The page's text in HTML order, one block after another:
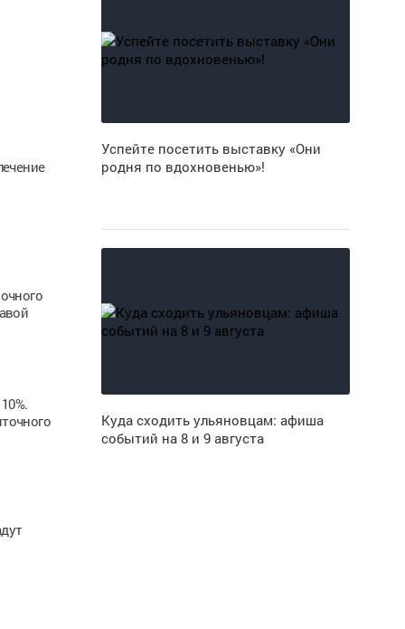
Успейте посетить выставку «Они
родня по вдохновенью»!
Куда сходить ульяновцам: афиша
событий на 8 и 9 августа